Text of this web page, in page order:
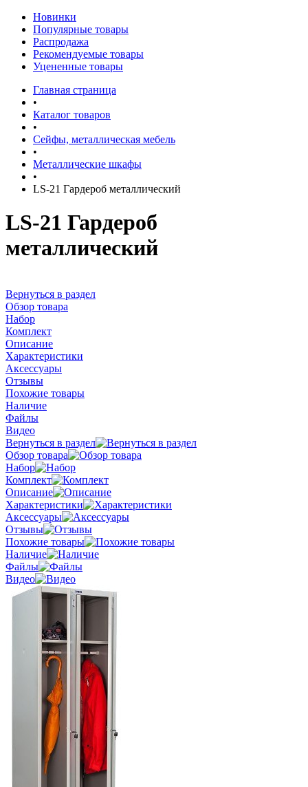
Новинки
Популярные товары
Распродажа
Рекомендуемые товары
Уцененные товары
Главная страница
•
Каталог товаров
•
Сейфы, металлическая мебель
•
Металлические шкафы
•
LS-21 Гардероб металлический
LS-21 Гардероб
металлический
Вернуться в раздел
Обзор товара
Набор
Комплект
Описание
Характеристики
Аксессуары
Отзывы
Похожие товары
Наличие
Файлы
Видео
Вернуться в раздел
Обзор товара
Набор
Комплект
Описание
Характеристики
Аксессуары
Отзывы
Похожие товары
Наличие
Файлы
Видео